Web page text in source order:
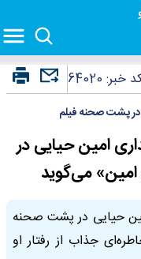
خبر: 64020
در پشت صحنه فیلم
امین حیایی در
می‌گوید
حیایی در پشت صحنه
جذاب از رفتار او